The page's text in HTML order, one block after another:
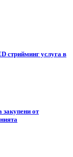
стрийминг услуга в
закупени от